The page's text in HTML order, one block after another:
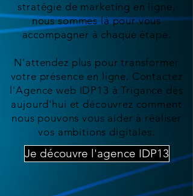
stratégie de marketing en ligne,
nous sommes là pour vous
accompagner à chaque étape.
N'attendez plus pour transformer
votre présence en ligne. Contactez
l'Agence web IDP13 à Trigance dès
aujourd'hui et découvrez comment
nous pouvons vous aider à réaliser
vos ambitions digitales.
Je découvre l'agence IDP13